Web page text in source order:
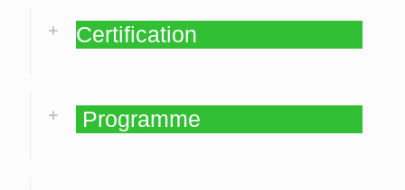
Certification
Programme